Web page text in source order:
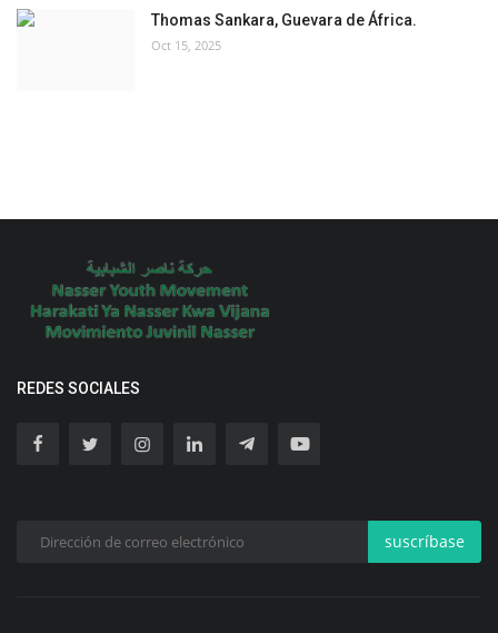
Thomas Sankara, Guevara de África.
Oct 15, 2025
REDES SOCIALES
suscríbase